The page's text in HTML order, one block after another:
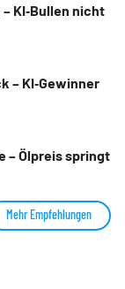
KI‑Bullen nicht
– KI‑Gewinner
– Ölpreis springt
Mehr Empfehlungen